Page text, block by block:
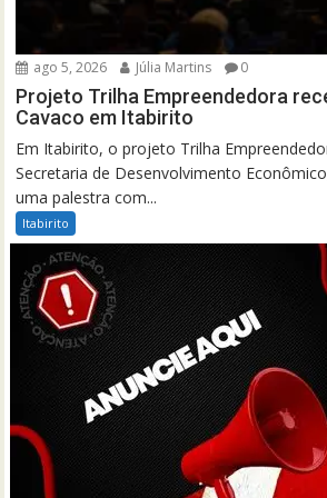
ago 5, 2026 Júlia Martins 0
Projeto Trilha Empreendedora
Cavaco em Itabirito
Em Itabirito, o projeto Trilha
Secretaria de Desenvolvimento
uma palestra com...
Itabirito